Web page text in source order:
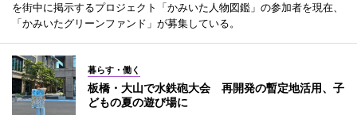
を街中に掲示するプロジェクト「かみいた人物図鑑」の参加者を現在、
「かみいたグリーンファンド」が募集している。
暮らす・働く
板橋・大山で水鉄砲大会 再開発の暫定地活用、子
どもの夏の遊び場に